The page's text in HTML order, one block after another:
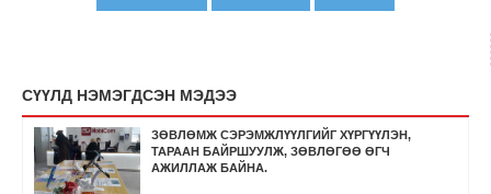
СҮҮЛД НЭМЭГДСЭН МЭДЭЭ
ЗӨВЛӨМЖ СЭРЭМЖЛҮҮЛГИЙГ ХҮРГҮҮЛЭН,
ТАРААН БАЙРШУУЛЖ, ЗӨВЛӨГӨӨ ӨГЧ
АЖИЛЛАЖ БАЙНА.